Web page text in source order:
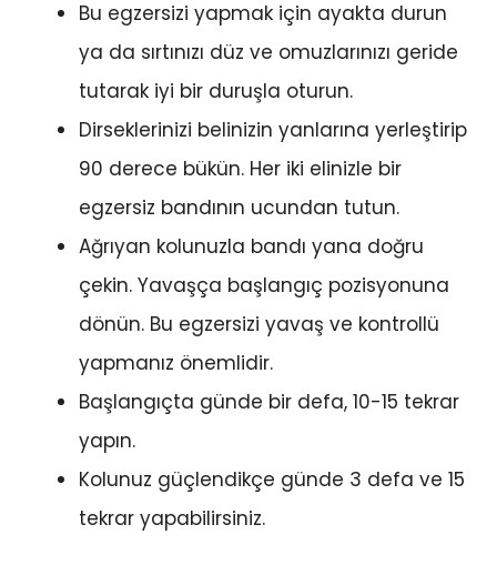
Bu egzersizi yapmak için ayakta durun
ya da sırtınızı düz ve omuzlarınızı geride
tutarak iyi bir duruşla oturun.
Dirseklerinizi belinizin yanlarına yerleştirip
90 derece bükün. Her iki elinizle bir
egzersiz bandının ucundan tutun.
Ağrıyan kolunuzla bandı yana doğru
çekin. Yavaşça başlangıç ​​pozisyonuna
dönün. Bu egzersizi yavaş ve kontrollü
yapmanız önemlidir.
Başlangıçta günde bir defa, 10-15 tekrar
yapın.
Kolunuz güçlendikçe günde 3 defa ve 15
tekrar yapabilirsiniz.